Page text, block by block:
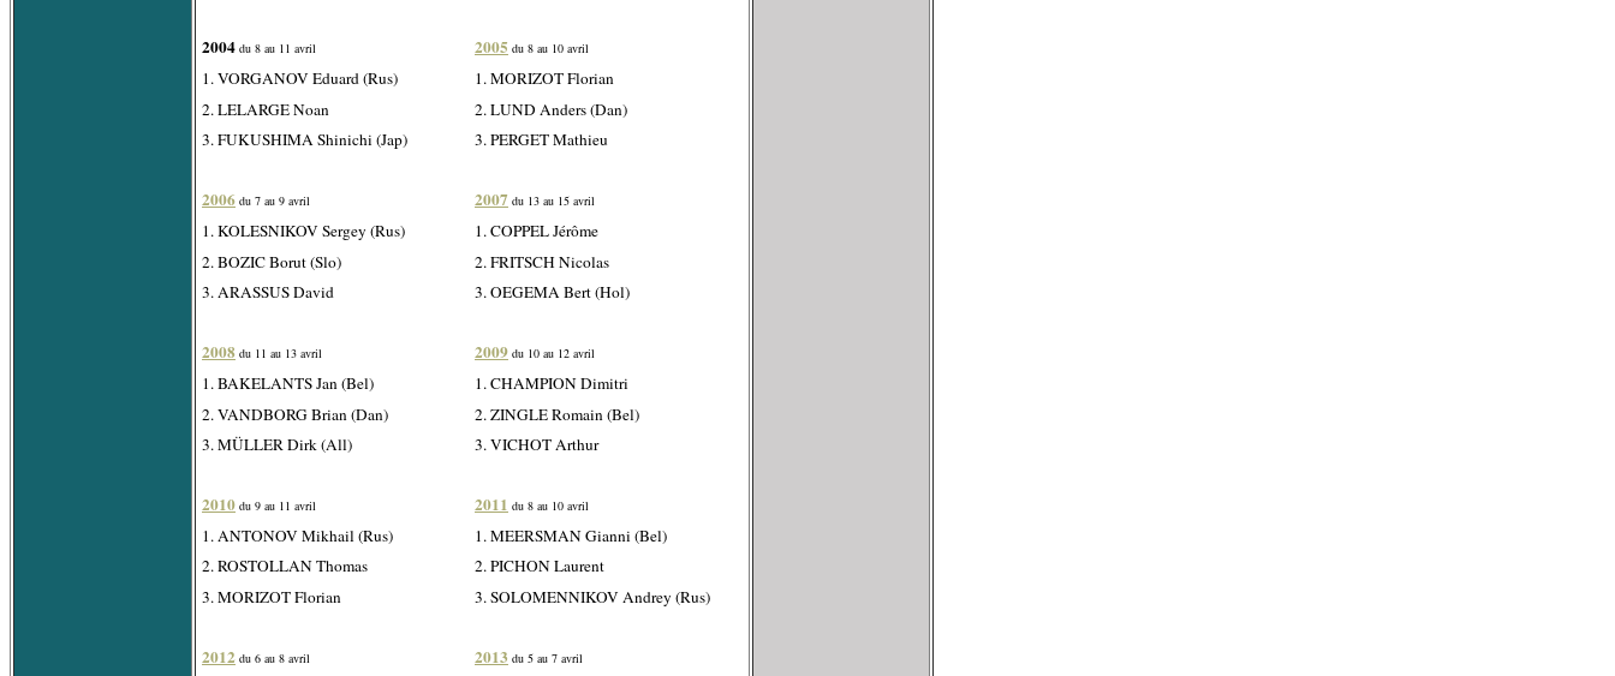
2004 du 8 au 11 avril
1. VORGANOV Eduard (Rus)
2. LELARGE Noan
3. FUKUSHIMA Shinichi (Jap)
2006 du 7 au 9 avril
1. KOLESNIKOV Sergey (Rus)
2. BOZIC Borut (Slo)
3. ARASSUS David
2008 du 11 au 13 avril
1. BAKELANTS Jan (Bel)
2. VANDBORG Brian (Dan)
3. MÜLLER Dirk (All)
2010 du 9 au 11 avril
1. ANTONOV Mikhail (Rus)
2. ROSTOLLAN Thomas
3. MORIZOT Florian
2012 du 6 au 8 avril
2005 du 8 au 10 avril
1. MORIZOT Florian
2. LUND Anders (Dan)
3. PERGET Mathieu
2007 du 13 au 15 avril
1. COPPEL Jérôme
2. FRITSCH Nicolas
3. OEGEMA Bert (Hol)
2009 du 10 au 12 avril
1. CHAMPION Dimitri
2. ZINGLE Romain (Bel)
3. VICHOT Arthur
2011 du 8 au 10 avril
1. MEERSMAN Gianni (Bel)
2. PICHON Laurent
3. SOLOMENNIKOV Andrey (Rus)
2013 du 5 au 7 avril